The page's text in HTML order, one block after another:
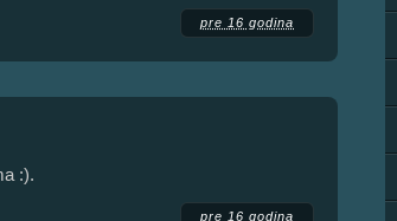
pre 16 godina
:).
pre 16 godina